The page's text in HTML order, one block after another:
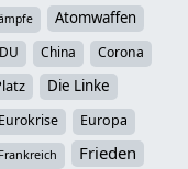
Atomwaffen
China Corona
Die Linke
Eurokrise Europa
Frankreich Frieden